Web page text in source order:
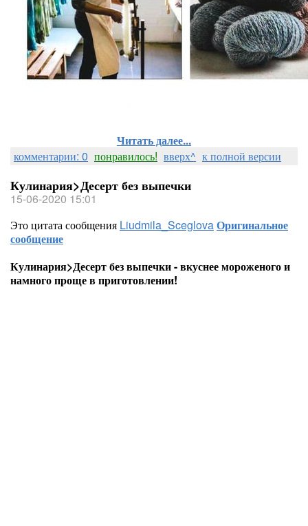
Читать далее...
комментарии: 0 понравилось! вверх^ к полной версии
Кулинария>Десерт без выпечки
15-06-2020 15:01
Это цитата сообщения Liudmila_SceglovaОригинальное
сообщение
Кулинария>Десерт без выпечки - вкуснее мороженого и
намного проще в приготовлении!